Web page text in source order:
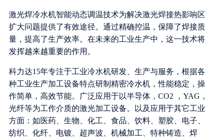
激光焊冷水机智能动态调温技术为解决激光焊接热影响区
扩大问题提供了有效途径。通过精确控温，保障了焊接质
量，提高了生产效率。在未来的工业生产中，这一技术将
发挥越来越重要的作用。
科力达15年专注于工业冷水机研发、生产与服务，根据各
种工业生产加工设备特点研制精密冷水机，性能稳定，操
作简单，高效节能。广泛应用于以半导体，CO2 ，YAG，
光纤等为工作介质的激光加工设备。以及应用于其它工业
方面：如医药、生物、化工、食品、饮料、塑胶、电子、
纺织、化纤、电镀、超声波、机械加工、特种铸造、焊